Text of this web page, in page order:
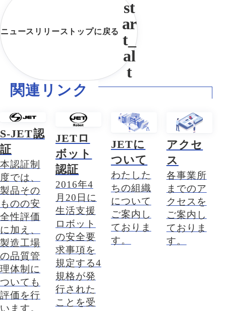
ニュースリリーストップに戻る
関連リンク
S-JET認
証
本認証制
度では、
製品その
ものの安
全性評価
に加え、
製造工場
の品質管
理体制に
ついても
評価を行
います。
JETロ
ボット
認証
2016年4
月20日に
生活支援
ロボット
の安全要
求事項を
規定する4
規格が発
行された
ことを受
JETに
ついて
わたした
ちの組織
について
ご案内し
ておりま
す。
アクセ
ス
各事業所
までのア
クセスを
ご案内し
ておりま
す。